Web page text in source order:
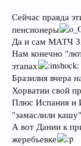
Сейчас правда
пенсионеры
Да и сам МАТЧ
Нам конечно
этапах
Бразилия вчера
Хорватии свой
Плюс Испания и
"замаслили кашу"
А вот Дании к
жеребьевке